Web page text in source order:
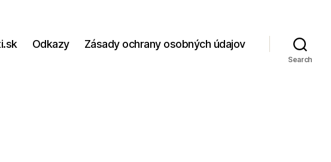
Odkazy Zásady ochrany osobných údajov
Search